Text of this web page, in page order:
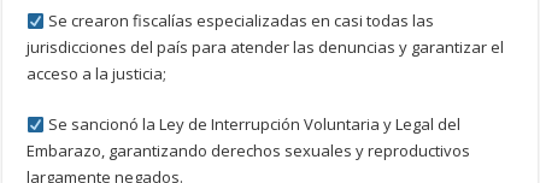
Se crearon fiscalías especializadas en casi todas las
jurisdicciones del país para atender las denuncias y garantizar el
acceso a la justicia;
Se sancionó la Ley de Interrupción Voluntaria y Legal del
Embarazo, garantizando derechos sexuales y reproductivos
largamente negados.